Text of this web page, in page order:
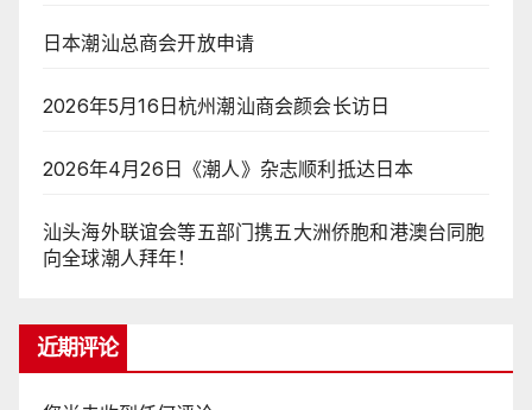
日本潮汕总商会开放申请
2026年5月16日杭州潮汕商会颜会长访日
2026年4月26日《潮人》杂志顺利抵达日本
汕头海外联谊会等五部门携五大洲侨胞和港澳台同胞
向全球潮人拜年！
近期评论